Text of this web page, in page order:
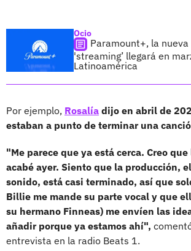
Ocio
Paramount+, la
'streaming’ llegará en
Latinoamérica
Por ejemplo, Rosalía dijo en abril de
estaban a punto de terminar una
"Me parece que ya está cerca. Creo
acabé ayer. Siento que la producción,
sonido, está casi terminado, así que
Billie me mande su parte vocal y que
su hermano Finneas) me envíen las
añadir porque ya estamos ahí",
entrevista en la radio Beats 1.